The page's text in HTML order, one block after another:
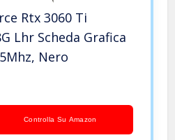
Rtx 3060 Ti
Lhr Scheda Grafica
Nero
Controlla Su Amazon